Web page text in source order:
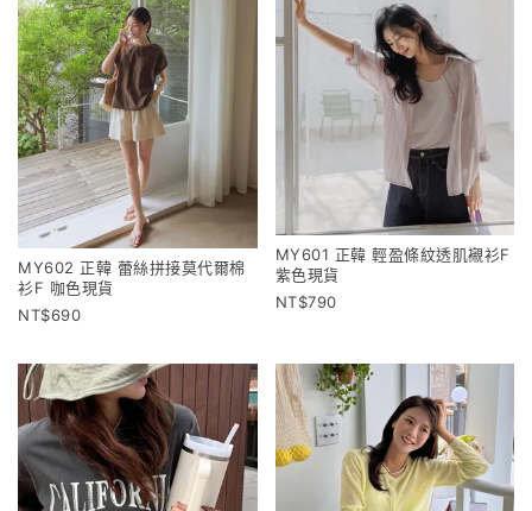
MY602 正韓 蕾絲拼接莫代爾棉
衫F 咖色現貨
690
MY601 正韓 輕盈條紋透肌襯衫F
紫色現貨
790